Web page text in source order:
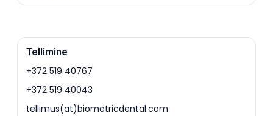
Tellimine
+372 519 40767
+372 519 40043
tellimus(at)biometricdental.com